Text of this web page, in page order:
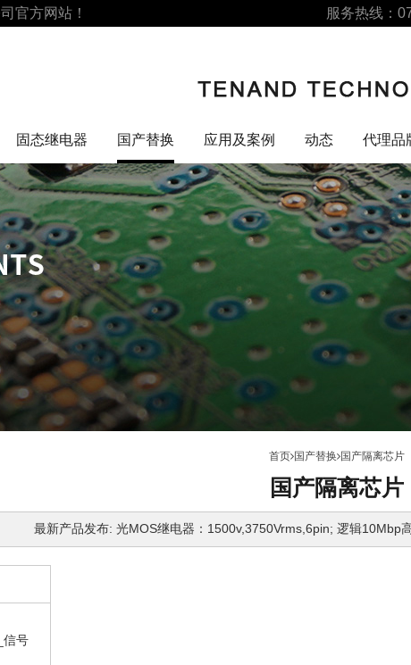
官方网站！ 服务热线：
固态继电器 国产替换 应用及案例 动态 代理品
首页 国产替换 国产隔离芯片
国产隔离芯片
最新产品发布: 光MOS继电器：1500v,3750Vrms,6pin; 逻辑10Mbp
信号